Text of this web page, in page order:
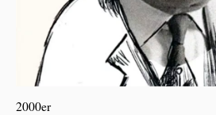
2000er